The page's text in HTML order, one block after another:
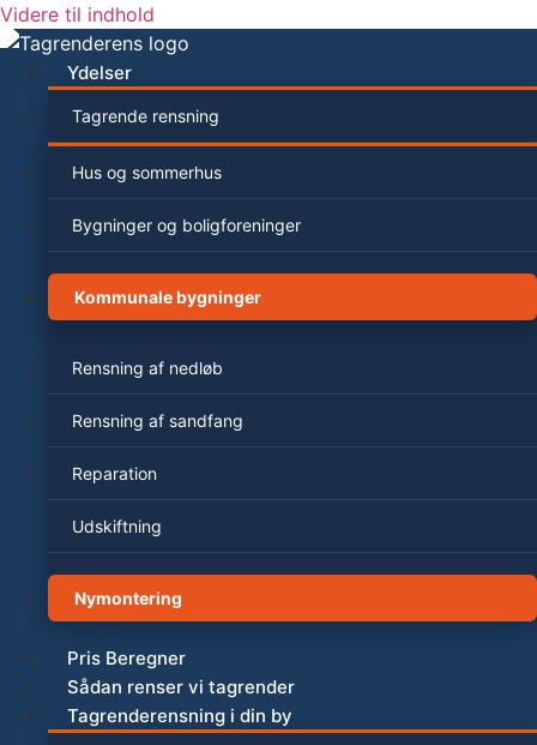
Videre til indhold
Ydelser
Tagrende rensning
Hus og sommerhus
Bygninger og boligforeninger
Kommunale bygninger
Rensning af nedløb
Rensning af sandfang
Reparation
Udskiftning
Nymontering
Pris Beregner
Sådan renser vi tagrender
Tagrenderensning i din by